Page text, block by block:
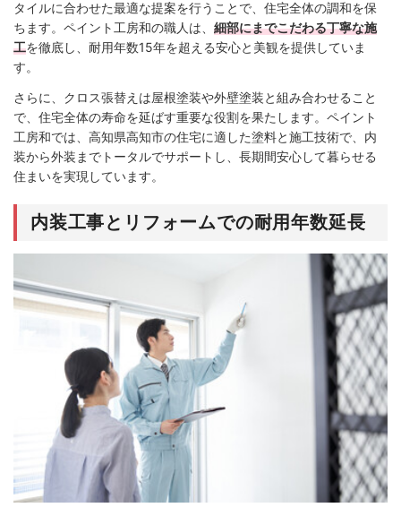
タイルに合わせた最適な提案を行うことで、住宅全体の調和を保
ちます。ペイント工房和の職人は、 細部にまでこだわる丁寧な施
工を徹底し、耐用年数15年を超える安心と美観を提供していま
す。
さらに、クロス張替えは屋根塗装や外壁塗装と組み合わせること
で、住宅全体の寿命を延ばす重要な役割を果たします。ペイント
工房和では、高知県高知市の住宅に適した塗料と施工技術で、内
装から外装までトータルでサポートし、長期間安心して暮らせる
住まいを実現しています。
内装工事とリフォームでの耐用年数延長